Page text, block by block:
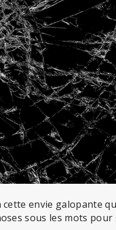
envie galopante
sous les mots